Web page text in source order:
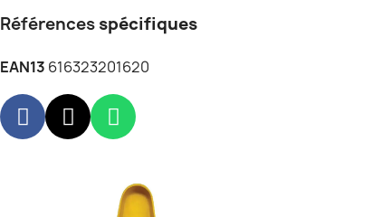
Références spécifiques
EAN13 616323201620